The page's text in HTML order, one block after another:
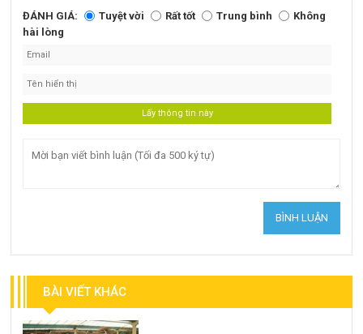
ĐÁNH GIÁ: Tuyệt vời Rất tốt Trung bình
Không
hài lòng
BÀI VIẾT KHÁC